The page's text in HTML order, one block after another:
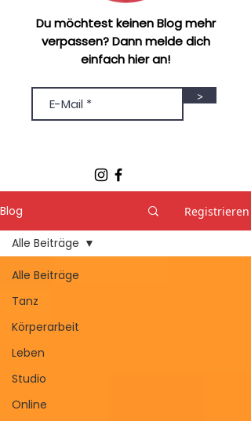
Du möchtest keinen Blog mehr
verpassen? Dann melde dich
einfach hier an!
>
Blog Registrieren
Alle Beiträge
Tanz
Körperarbeit
Leben
Studio
Online
Alle Beiträge